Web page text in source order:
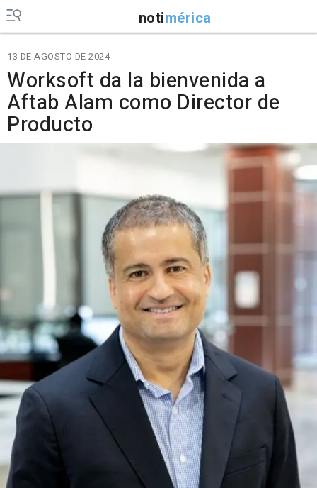
notimérica
13 DE AGOSTO DE 2024
Worksoft da la bienvenida a
Aftab Alam como Director de
Producto